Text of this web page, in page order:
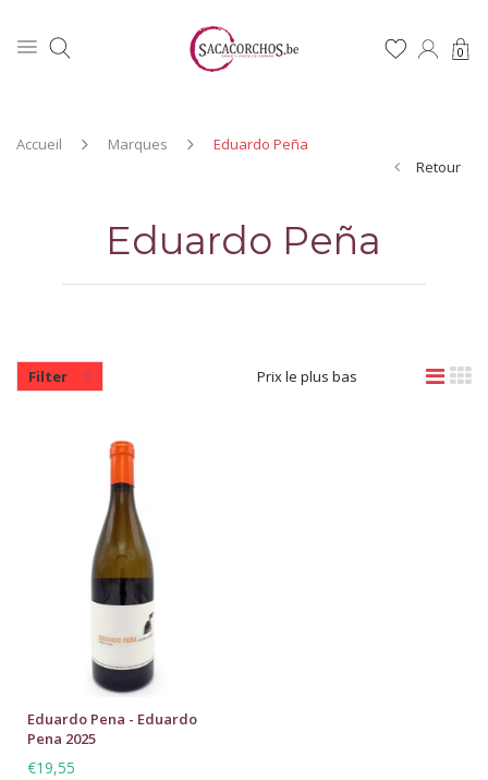
0
Accueil Marques
Eduardo Peña
Retour
Eduardo Peña
Filter Prix le plus bas
Eduardo Pena - Eduardo
Pena 2025
€19,55